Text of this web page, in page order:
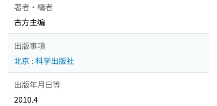
著者・編者
古方主编
出版事項
北京 : 科学出版社
出版年月日等
2010.4